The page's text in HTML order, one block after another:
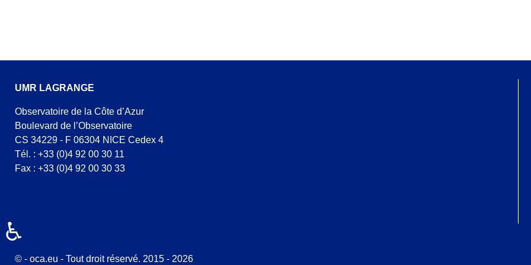
UMR LAGRANGE
Observatoire de la Côte d’Azur
Boulevard de l’Observatoire
CS 34229 - F 06304 NICE Cedex 4
Tél. : +33 (0)4 92 00 30 11
Fax : +33 (0)4 92 00 30 33
© - oca.eu - Tout droit réservé. 2015 - 2026